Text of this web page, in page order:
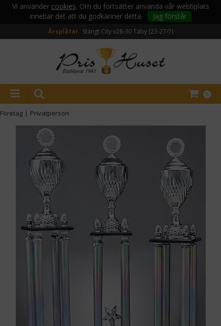
Vi använder cookies. Om du fortsätter använda vår webbplats
innebär det att du godkänner detta.
Jag förstår
Årsplåtar Stängt City v28-30Täby (23-27/7)
0
Företag | Privatperson